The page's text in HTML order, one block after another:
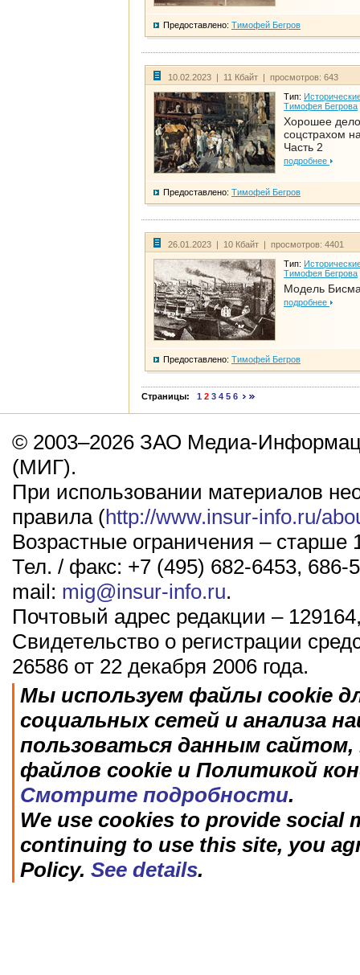
Предоставлено: Тимофей Бегров
10.02.2023 | 11 Кбайт | просмотров: 643
Тип:
Тимофея Бегрова
Хорошее дело
соцстрахом
Часть 2
подробнее
Предоставлено: Тимофей Бегров
26.01.2023 | 10 Кбайт | просмотров: 4401
Тип:
Тимофея Бегрова
Модель
подробнее
Предоставлено: Тимофей Бегров
Страницы: 1 2 3 4 5 6
© 2003–2026 ЗАО Медиа-
(МИГ).
При использовании материалов
правила (http://www.insur-info.ru/
Возрастные ограничения – старше
Тел. / факс: +7 (495) 682-6453, 686-
mail: mig@insur-info.ru.
Почтовый адрес редакции –
Свидетельство о регистрации
26586 от 22 декабря 2006 года.
Мы используем файлы cookie
социальных сетей и анализа
пользоваться данным
файлов cookie и Политикой
Смотрите подробности.
We use cookies to provide social
continuing to use this site, you
Policy. See details.